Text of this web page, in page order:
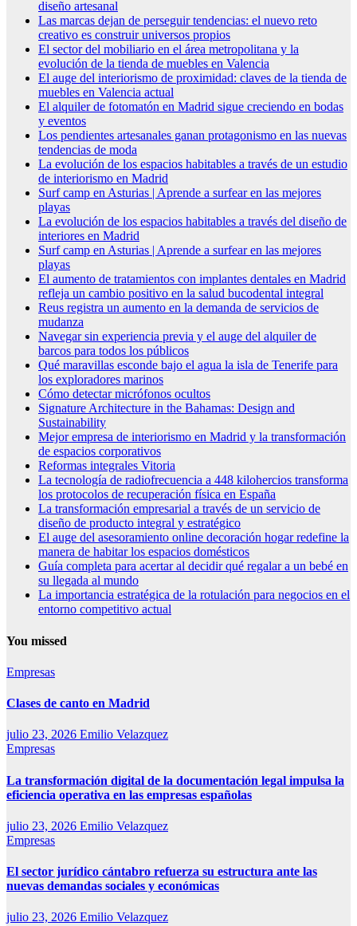
diseño artesanal
Las marcas dejan de perseguir tendencias: el nuevo reto
creativo es construir universos propios
El sector del mobiliario en el área metropolitana y la
evolución de la tienda de muebles en Valencia
El auge del interiorismo de proximidad: claves de la tienda de
muebles en Valencia actual
El alquiler de fotomatón en Madrid sigue creciendo en bodas
y eventos
Los pendientes artesanales ganan protagonismo en las nuevas
tendencias de moda
La evolución de los espacios habitables a través de un estudio
de interiorismo en Madrid
Surf camp en Asturias | Aprende a surfear en las mejores
playas
La evolución de los espacios habitables a través del diseño de
interiores en Madrid
Surf camp en Asturias | Aprende a surfear en las mejores
playas
El aumento de tratamientos con implantes dentales en Madrid
refleja un cambio positivo en la salud bucodental integral
Reus registra un aumento en la demanda de servicios de
mudanza
Navegar sin experiencia previa y el auge del alquiler de
barcos para todos los públicos
Qué maravillas esconde bajo el agua la isla de Tenerife para
los exploradores marinos
Cómo detectar micrófonos ocultos
Signature Architecture in the Bahamas: Design and
Sustainability
Mejor empresa de interiorismo en Madrid y la transformación
de espacios corporativos
Reformas integrales Vitoria
La tecnología de radiofrecuencia a 448 kilohercios transforma
los protocolos de recuperación física en España
La transformación empresarial a través de un servicio de
diseño de producto integral y estratégico
El auge del asesoramiento online decoración hogar redefine la
manera de habitar los espacios domésticos
Guía completa para acertar al decidir qué regalar a un bebé en
su llegada al mundo
La importancia estratégica de la rotulación para negocios en el
entorno competitivo actual
You missed
Empresas
Clases de canto en Madrid
julio 23, 2026 Emilio Velazquez
Empresas
La transformación digital de la documentación legal impulsa la
eficiencia operativa en las empresas españolas
julio 23, 2026 Emilio Velazquez
Empresas
El sector jurídico cántabro refuerza su estructura ante las
nuevas demandas sociales y económicas
julio 23, 2026 Emilio Velazquez